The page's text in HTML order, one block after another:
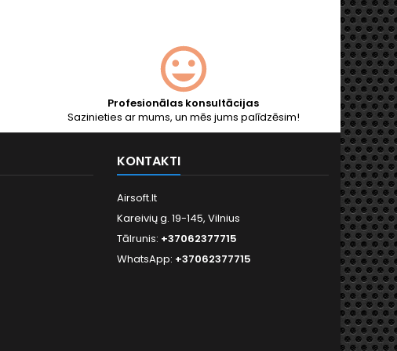
Profesionālas konsultācijas
Sazinieties ar mums, un mēs jums palīdzēsim!
KONTAKTI
Airsoft.lt
Kareivių g. 19-145, Vilnius
Tālrunis: +37062377715
WhatsApp: +37062377715